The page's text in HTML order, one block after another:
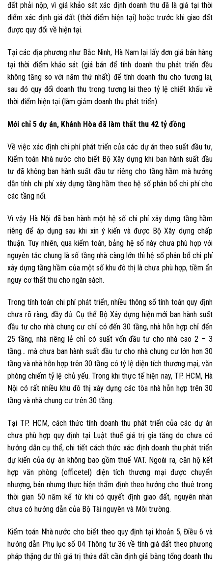
đất phải nộp, vì giá khảo sát xác định doanh thu đã là giá tại thời
điểm xác định giá đất (thời điểm hiện tại) hoặc trước khi giao đất
được quy đổi về hiện tại.
Tại các địa phương như Bắc Ninh, Hà Nam lại lấy đơn giá bán hàng
tại thời điểm khảo sát (giá bán để tính doanh thu phát triển đều
không tăng so với năm thứ nhất) để tính doanh thu cho tương lai,
sau đó quy đổi doanh thu trong tương lai theo tỷ lệ chiết khấu về
thời điểm hiện tại (làm giảm doanh thu phát triển).
Mới chỉ 5 dự án, Khánh Hòa đã làm thất thu 42 tỷ đồng
Về việc xác định chi phí phát triển của các dự án theo suất đầu tư,
Kiểm toán Nhà nước cho biết Bộ Xây dựng khi ban hành suất đầu
tư đã không ban hành suất đầu tư riêng cho tầng hầm mà hướng
dẫn tính chi phí xây dựng tầng hầm theo hệ số phân bổ chi phí cho
các tầng nổi.
Vì vậy Hà Nội đã ban hành một hệ số chi phí xây dựng tầng hầm
riêng để áp dụng sau khi xin ý kiến và được Bộ Xây dựng chấp
thuận. Tuy nhiên, qua kiểm toán, bảng hệ số này chưa phù hợp với
nguyên tắc chung là số tầng nhà càng lớn thì hệ số phân bổ chi phí
xây dựng tầng hầm của một số khu đô thị là chưa phù hợp, tiềm ẩn
nguy cơ thất thu cho ngân sách.
Trong tính toán chi phí phát triển, nhiều thông số tính toán quy định
chưa rõ ràng, đầy đủ. Cụ thể Bộ Xây dựng hiện mới ban hành suất
đầu tư cho nhà chung cư chỉ có đến 30 tầng, nhà hỗn hợp chỉ đến
25 tầng, nhà riêng lẻ chỉ có suất vốn đầu tư cho nhà cao 2 – 3
tầng… mà chưa ban hành suất đầu tư cho nhà chung cư lớn hơn 30
tầng và nhà hỗn hợp trên 30 tầng có tỷ lệ diện tích thương mại, văn
phòng chiếm tỷ lệ chủ yếu. Trong khi thực tế hiện nay, TP. HCM, Hà
Nội có rất nhiều khu đô thị xây dựng các tòa nhà hỗn hợp trên 30
tầng và nhà chung cư trên 30 tầng.
Tại TP. HCM, cách thức tính doanh thu phát triển của các dự án
chưa phù hợp quy định tại Luật thuế giá trị gia tăng do chưa có
hướng dẫn cụ thể, chi tiết cách thức xác định doanh thu phát triển
dự kiến của dự án không bao gồm thuế VAT. Ngoài ra, căn hộ kết
hợp văn phòng (officetel) diện tích thương mại được chuyển
nhượng, bán nhưng thực hiện thẩm định theo hướng cho thuê trong
thời gian 50 năm kể từ khi có quyết định giao đất, nguyên nhân
chưa có hướng dẫn của Bộ Tài nguyên và Môi trường.
Kiểm toán Nhà nước cho biết theo quy định tại khoản 5, Điều 6 và
hướng dẫn Phụ lục số 04 Thông tư 36 về tính giá đất theo phương
pháp thặng dư thì giá trị thửa đất cần định giá bằng tổng doanh thu